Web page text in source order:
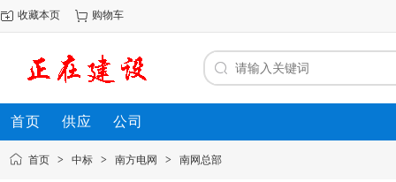
收藏本页 购物车
首页 供应 公司
首页 > 中标 > 南方电网 > 南网总部